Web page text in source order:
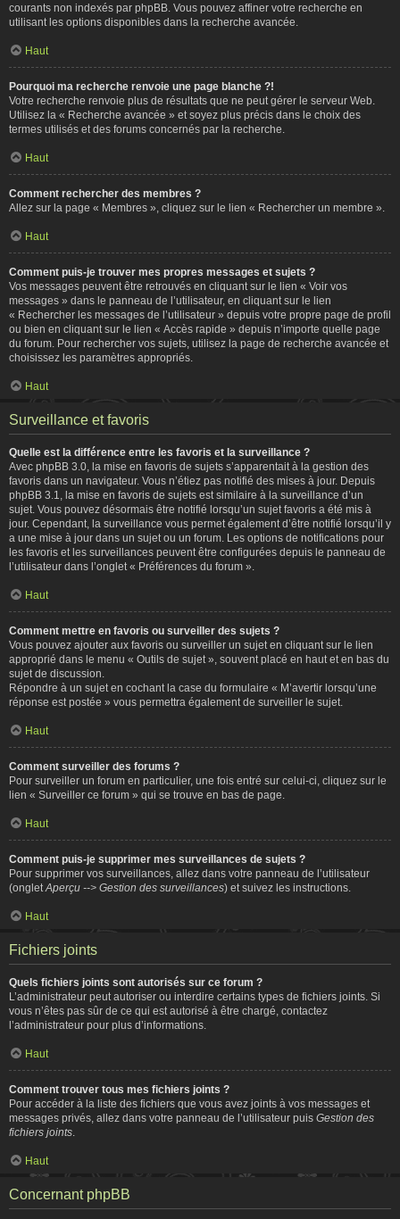
courants non indexés par phpBB. Vous pouvez affiner votre recherche en
utilisant les options disponibles dans la recherche avancée.
Haut
Pourquoi ma recherche renvoie une page blanche ?!
Votre recherche renvoie plus de résultats que ne peut gérer le serveur Web.
Utilisez la « Recherche avancée » et soyez plus précis dans le choix des
termes utilisés et des forums concernés par la recherche.
Haut
Comment rechercher des membres ?
Allez sur la page « Membres », cliquez sur le lien « Rechercher un membre ».
Haut
Comment puis-je trouver mes propres messages et sujets ?
Vos messages peuvent être retrouvés en cliquant sur le lien « Voir vos
messages » dans le panneau de l’utilisateur, en cliquant sur le lien
« Rechercher les messages de l’utilisateur » depuis votre propre page de profil
ou bien en cliquant sur le lien « Accès rapide » depuis n’importe quelle page
du forum. Pour rechercher vos sujets, utilisez la page de recherche avancée et
choisissez les paramètres appropriés.
Haut
Surveillance et favoris
Quelle est la différence entre les favoris et la surveillance ?
Avec phpBB 3.0, la mise en favoris de sujets s’apparentait à la gestion des
favoris dans un navigateur. Vous n’étiez pas notifié des mises à jour. Depuis
phpBB 3.1, la mise en favoris de sujets est similaire à la surveillance d’un
sujet. Vous pouvez désormais être notifié lorsqu’un sujet favoris a été mis à
jour. Cependant, la surveillance vous permet également d’être notifié lorsqu’il y
a une mise à jour dans un sujet ou un forum. Les options de notifications pour
les favoris et les surveillances peuvent être configurées depuis le panneau de
l’utilisateur dans l’onglet « Préférences du forum ».
Haut
Comment mettre en favoris ou surveiller des sujets ?
Vous pouvez ajouter aux favoris ou surveiller un sujet en cliquant sur le lien
approprié dans le menu « Outils de sujet », souvent placé en haut et en bas du
sujet de discussion.
Répondre à un sujet en cochant la case du formulaire « M’avertir lorsqu’une
réponse est postée » vous permettra également de surveiller le sujet.
Haut
Comment surveiller des forums ?
Pour surveiller un forum en particulier, une fois entré sur celui-ci, cliquez sur le
lien « Surveiller ce forum » qui se trouve en bas de page.
Haut
Comment puis-je supprimer mes surveillances de sujets ?
Pour supprimer vos surveillances, allez dans votre panneau de l’utilisateur
(onglet Aperçu --> Gestion des surveillances) et suivez les instructions.
Haut
Fichiers joints
Quels fichiers joints sont autorisés sur ce forum ?
L’administrateur peut autoriser ou interdire certains types de fichiers joints. Si
vous n’êtes pas sûr de ce qui est autorisé à être chargé, contactez
l’administrateur pour plus d’informations.
Haut
Comment trouver tous mes fichiers joints ?
Pour accéder à la liste des fichiers que vous avez joints à vos messages et
messages privés, allez dans votre panneau de l’utilisateur puis Gestion des
fichiers joints
Haut
Concernant phpBB